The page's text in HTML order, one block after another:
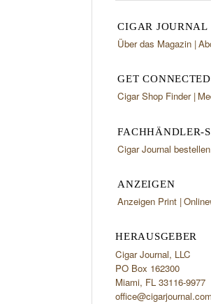
CIGAR JOURNAL
Über das Magazin
GET CONNECTED
Cigar Shop Finder
FACHHÄNDLER-
Cigar Journal bestellen
ANZEIGEN
Anzeigen Print
HERAUSGEBER
Cigar Journal, LLC
PO Box 162300
Miami, FL 33116-9977
office@cigarjournal.com